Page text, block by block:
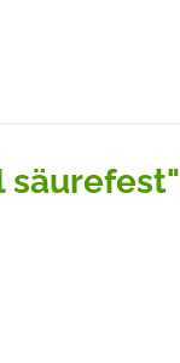
säurefest"